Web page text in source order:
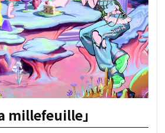
millefeuille」